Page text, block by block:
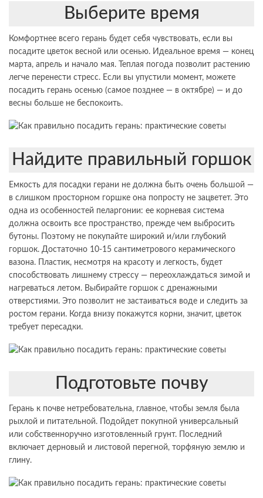
Выберите время
Комфортнее всего герань будет себя чувствовать, если вы
посадите цветок весной или осенью. Идеальное время — конец
марта, апрель и начало мая. Теплая погода позволит растению
легче перенести стресс. Если вы упустили момент, можете
посадить герань осенью (самое позднее — в октябре) — и до
весны больше не беспокоить.
Найдите правильный горшок
Емкость для посадки герани не должна быть очень большой —
в слишком просторном горшке она попросту не зацветет. Это
одна из особенностей пеларгонии: ее корневая система
должна освоить все пространство, прежде чем выбросить
бутоны. Поэтому не покупайте широкий и/или глубокий
горшок. Достаточно 10-15 сантиметрового керамического
вазона. Пластик, несмотря на красоту и легкость, будет
способствовать лишнему стрессу — переохлаждаться зимой и
нагреваться летом. Выбирайте горшок с дренажными
отверстиями. Это позволит не застаиваться воде и следить за
ростом герани. Когда внизу покажутся корни, значит, цветок
требует пересадки.
Подготовьте почву
Герань к почве нетребовательна, главное, чтобы земля была
рыхлой и питательной. Подойдет покупной универсальный
или собственноручно изготовленный грунт. Последний
включает дерновый и листовой перегной, торфяную землю и
глину.